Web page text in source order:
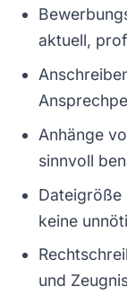
aktuell,
Anhänge
sinnvoll
Dateigröße
keine
und